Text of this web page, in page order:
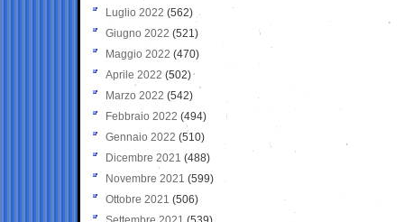
Luglio 2022 (562)
Giugno 2022 (521)
Maggio 2022 (470)
Aprile 2022 (502)
Marzo 2022 (542)
Febbraio 2022 (494)
Gennaio 2022 (510)
Dicembre 2021 (488)
Novembre 2021 (599)
Ottobre 2021 (506)